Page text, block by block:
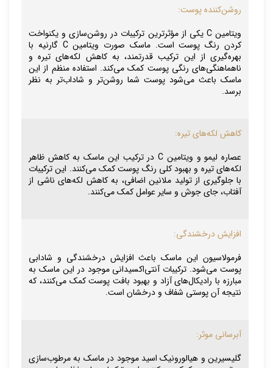
روشن‌کننده پوست:
ویتامین C یکی از مؤثرترین ترکیبات در روشن‌سازی و یکنواخت
کردن رنگ پوست است. ماسک صورت ویتامین C گارنیه با
بهره‌گیری از این ترکیب قدرتمند، به کاهش لکه‌های تیره و
ناهماهنگی‌های رنگی پوست کمک می‌کند. استفاده منظم از این
ماسک باعث می‌شود پوست شما روشن‌تر و شاداب‌تر به نظر
برسد.
کاهش لکه‌های تیره:
عصاره لیمو و ویتامین C در ترکیب این ماسک به کاهش ظاهر
لکه‌های تیره و بهبود کلی رنگ پوست کمک می‌کنند. این ترکیبات
با جلوگیری از تولید ملانین اضافی، به کاهش لکه‌های ناشی از
آفتاب، جای جوش و سایر عوامل کمک می‌کنند.
افزایش درخشندگی:
فرمولاسیون این ماسک باعث افزایش درخشندگی و شادابی
پوست می‌شود. ترکیبات آنتی‌اکسیدانی موجود در این ماسک به
مبارزه با رادیکال‌های آزاد و بهبود بافت پوست کمک می‌کنند، که
نتیجه آن پوستی شفاف و درخشان است.
آبرسانی موثر:
گلیسیرین و هیالورونیک اسید موجود در ماسک به مرطوب‌سازی